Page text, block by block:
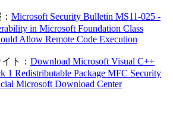
Microsoft Security Bulletin MS11-025 -
in Microsoft Foundation Class
Allow Remote Code Execution
ト： Download Microsoft Visual C++
1 Redistributable Package MFC Security
Microsoft Download Center